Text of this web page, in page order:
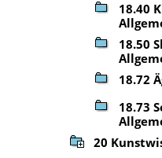
18.40
18.50
18.72
18.73
20